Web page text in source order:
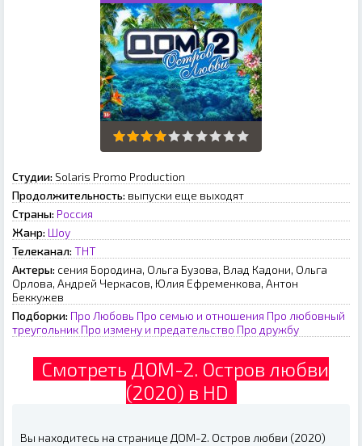
Студии: Solaris Promo Production
Продолжительность: выпуски еще выходят
Страны: Россия
Жанр: Шоу
Телеканал: ТНТ
Актеры: сения Бородина, Ольга Бузова, Влад Кадони, Ольга
Орлова, Андрей Черкасов, Юлия Ефременкова, Антон
Беккужев
Подборки: Про Любовь Про семью и отношения Про любовный
треугольник Про измену и предательство Про дружбу
Смотреть ДОМ-2. Остров любви
(2020) в HD
Вы находитесь на странице ДОМ-2. Остров любви (2020)